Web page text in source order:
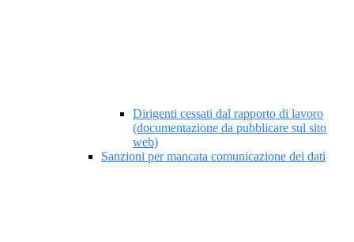
Dirigenti cessati dal rapporto di lavoro
(documentazione da pubblicare sul sito
web)
Sanzioni per mancata comunicazione dei dati